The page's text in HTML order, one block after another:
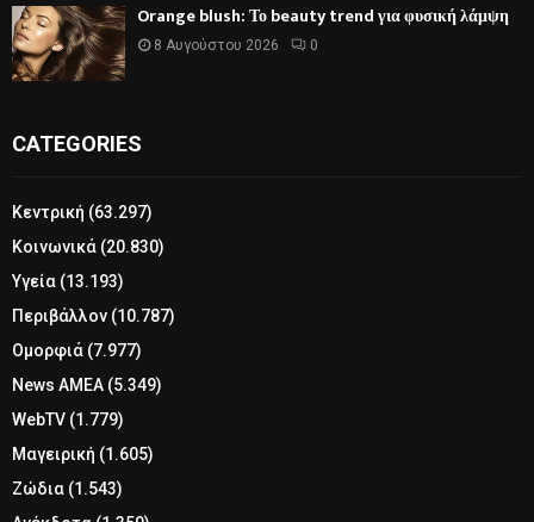
Orange blush: Το beauty trend για φυσική λάμψη
8 Αυγούστου 2026 0
CATEGORIES
Κεντρική (63.297)
Κοινωνικά (20.830)
Υγεία (13.193)
Περιβάλλον (10.787)
Ομορφιά (7.977)
News ΑΜΕΑ (5.349)
WebTV (1.779)
Μαγειρική (1.605)
Ζώδια (1.543)